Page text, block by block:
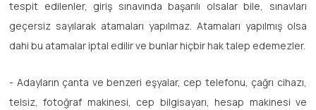
tespit edilenler, giriş sınavında başarılı olsalar bile, sınavları
geçersiz sayılarak atamaları yapılmaz. Atamaları yapılmış olsa
dahi bu atamalar iptal edilir ve bunlar hiçbir hak talep edemezler.
- Adayların çanta ve benzeri eşyalar, cep telefonu, çağrı cihazı,
telsiz, fotoğraf makinesi, cep bilgisayarı, hesap makinesi ve